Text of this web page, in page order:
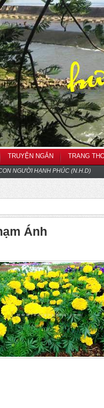
TRUYỆN NGẮN TRANG
NGƯỜI HẠNH PHÚC (N.H.D)
Ánh